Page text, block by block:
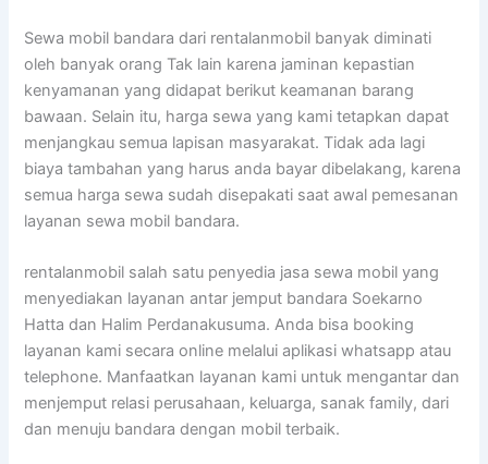
Sewa mobil bandara dari rentalanmobil banyak diminati
oleh banyak orang Tak lain karena jaminan kepastian
kenyamanan yang didapat berikut keamanan barang
bawaan. Selain itu, harga sewa yang kami tetapkan dapat
menjangkau semua lapisan masyarakat. Tidak ada lagi
biaya tambahan yang harus anda bayar dibelakang, karena
semua harga sewa sudah disepakati saat awal pemesanan
layanan sewa mobil bandara.
rentalanmobil salah satu penyedia jasa sewa mobil yang
menyediakan layanan antar jemput bandara Soekarno
Hatta dan Halim Perdanakusuma. Anda bisa booking
layanan kami secara online melalui aplikasi whatsapp atau
telephone. Manfaatkan layanan kami untuk mengantar dan
menjemput relasi perusahaan, keluarga, sanak family, dari
dan menuju bandara dengan mobil terbaik.